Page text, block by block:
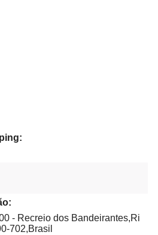
- Recreio dos Bandeirantes,Ri
702,Brasil